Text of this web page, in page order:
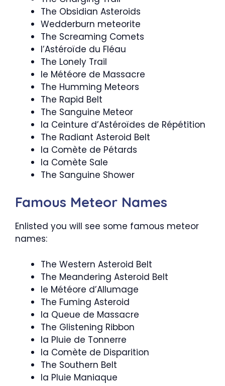
The Obsidian Asteroids
Wedderburn meteorite
The Screaming Comets
l’Astéroïde du Fléau
The Lonely Trail
le Météore de Massacre
The Humming Meteors
The Rapid Belt
The Sanguine Meteor
la Ceinture d’Astéroïdes de Répétition
The Radiant Asteroid Belt
la Comète de Pétards
la Comète Sale
The Sanguine Shower
Famous Meteor Names
Enlisted you will see some famous meteor
names:
The Western Asteroid Belt
The Meandering Asteroid Belt
le Météore d’Allumage
The Fuming Asteroid
la Queue de Massacre
The Glistening Ribbon
la Pluie de Tonnerre
la Comète de Disparition
The Southern Belt
la Pluie Maniaque